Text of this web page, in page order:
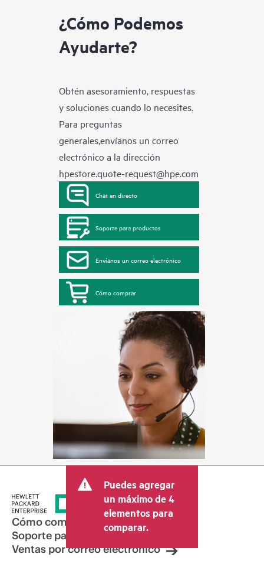
¿Cómo Podemos
Ayudarte?
Obtén asesoramiento, respuestas
y soluciones cuando lo necesites.
Para preguntas
generales,envíanos un correo
electrónico a la dirección
hpestore.quote-request@hpe.com
Chat en directo
Soporte para productos
Envíanos un correo electrónico
Cómo comprar
Puedes agregar
un máximo de 4
elementos para
comparar.
Cómo comprar
Soporte para productos
Ventas por correo electrónico